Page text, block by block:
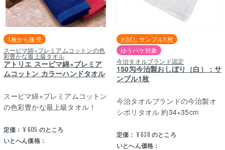
スーピマ綿×プレミアムコットンの色
彩豊かな最上級タオル
アトリエ スーピマ綿×プレミア
ムコットン カラーハンドタオル
1枚から販売
定価： ¥ 605 のところ
いとへん価格：
スーピマ綿×プレミアムコットン
の色彩豊かな最上級タオル！
今治タオルブランド認定
150匁今治製おしぼり（白）：サ
ンプル1枚
お試しサンプル1枚
ゆうパケ対象
定価： ¥638 のところ
いとへん価格：
今治タオルブランドの今治製オ
シボリタオル 約34×35cm